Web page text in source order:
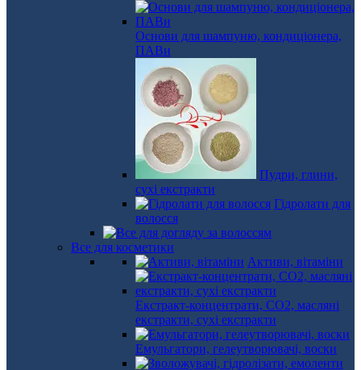
Основи для шампуню, кондиціонера,
ПАВи
Пудри, глини,
сухі екстракти
Гідролати для
волосся
Все для косметики
Активи, вітаміни
Екстракт-концентрати, СО2, масляні
екстракти, сухі екстракти
Емульгатори, гелеутворювачі, воски